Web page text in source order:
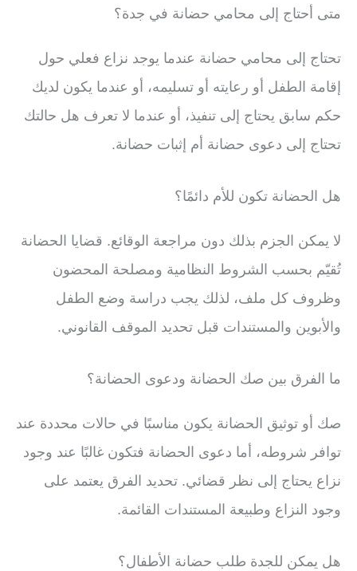
متى أحتاج إلى محامي حضانة في جدة؟
تحتاج إلى محامي حضانة عندما يوجد نزاع فعلي حول
إقامة الطفل أو رعايته أو تسليمه، أو عندما يكون لديك
حكم سابق يحتاج إلى تنفيذ، أو عندما لا تعرف هل حالتك
تحتاج إلى دعوى حضانة أم إثبات حضانة.
هل الحضانة تكون للأم دائمًا؟
لا يمكن الجزم بذلك دون مراجعة الوقائع. قضايا الحضانة
تُقيّم بحسب الشروط النظامية ومصلحة المحضون
وظروف كل ملف، لذلك يجب دراسة وضع الطفل
والأبوين والمستندات قبل تحديد الموقف القانوني.
ما الفرق بين صك الحضانة ودعوى الحضانة؟
صك أو توثيق الحضانة يكون مناسبًا في حالات محددة عند
توافر شروطه، أما دعوى الحضانة فتكون غالبًا عند وجود
نزاع يحتاج إلى نظر قضائي. تحديد الفرق يعتمد على
وجود النزاع وطبيعة المستندات القائمة.
هل يمكن للجدة طلب حضانة الأطفال؟